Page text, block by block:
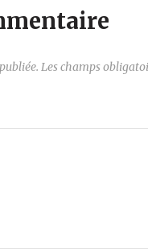
Les champs